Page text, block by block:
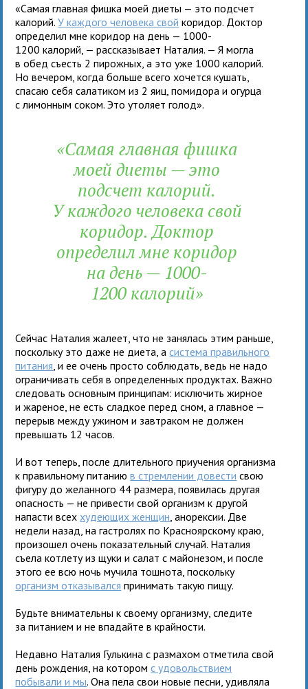
«Самая главная фишка моей диеты — это подсчет
калорий.У каждого человека свой коридор. Доктор
определил мне коридор на день — 1000-
1200 калорий, — рассказывает Наталия. — Я могла
в обед съесть 2 пирожных, а это уже 1000 калорий.
Но вечером, когда больше всего хочется кушать,
спасаю себя салатиком из 2 яиц, помидора и огурца
с лимонным соком. Это утоляет голод».
«Самая главная фишка
моей диеты — это
подсчет калорий.
У каждого человека свой
коридор. Доктор
определил мне коридор
на день — 1000-
1200 калорий»
Сейчас Наталия жалеет, что не занялась этим раньше,
поскольку это даже не диета, асистема правильного
питания , и ее очень просто соблюдать, ведь не надо
ограничивать себя в определенных продуктах. Важно
следовать основным принципам: исключить жирное
и жареное, не есть сладкое перед сном, а главное —
перерыв между ужином и завтраком не должен
превышать 12 часов.
И вот теперь, после длительного приучения организма
к правильному питаниюв стремлении довести свою
фигуру до желанного 44 размера, появилась другая
опасность — не привести свой организм к другой
напасти всех худеющих женщин , анорексии. Две
недели назад, на гастролях по Красноярскому краю,
произошел очень показательный случай. Наталия
съела котлету из щуки и салат с майонезом, и после
этого ее всю ночь мучила тошнота, поскольку
организм отказывался принимать такую пищу.
Будьте внимательны к своему организму, следите
за питанием и не впадайте в крайности.
Недавно Наталия Гулькина с размахом отметила свой
день рождения, на которомс удовольствием
побывали и мы. Она пела свои новые песни, удивляла